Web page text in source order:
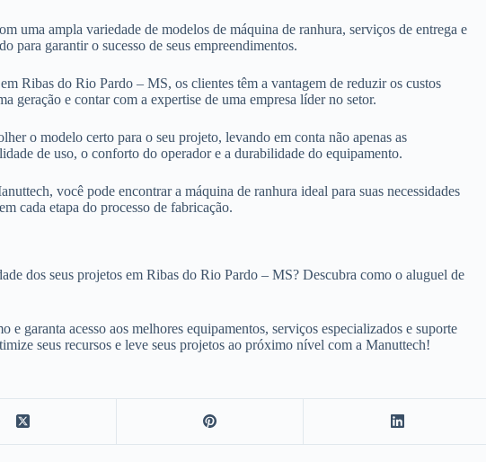
uma ampla variedade de modelos de máquina de ranhura, serviços de entrega e
para garantir o sucesso de seus empreendimentos.
Ribas do Rio Pardo – MS, os clientes têm a vantagem de reduzir os custos
geração e contar com a expertise de uma empresa líder no setor.
o modelo certo para o seu projeto, levando em conta não apenas as
de uso, o conforto do operador e a durabilidade do equipamento.
você pode encontrar a máquina de ranhura ideal para suas necessidades
cada etapa do processo de fabricação.
dos seus projetos em Ribas do Rio Pardo – MS? Descubra como o aluguel de
e garanta acesso aos melhores equipamentos, serviços especializados e suporte
seus recursos e leve seus projetos ao próximo nível com a Manuttech!